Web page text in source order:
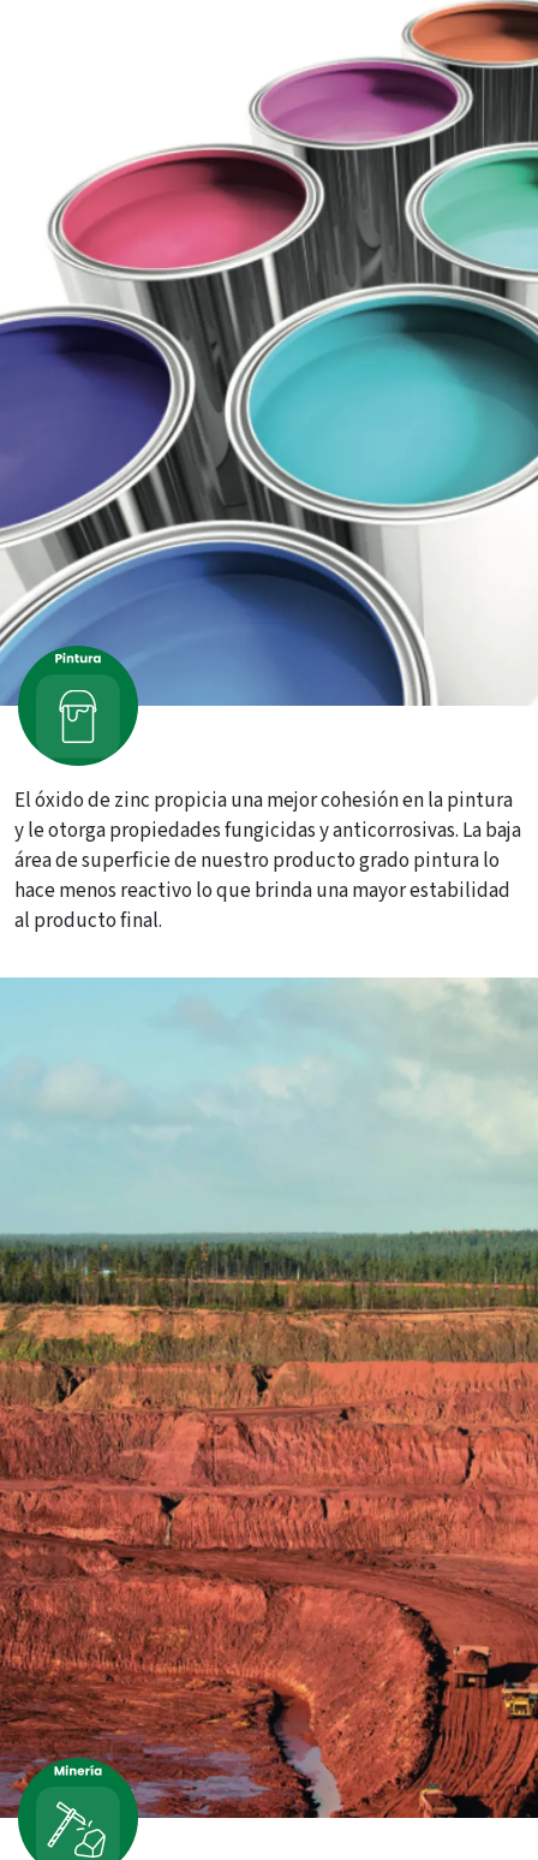
El óxido de zinc propicia una mejor cohesión en la pintura
y le otorga propiedades fungicidas y anticorrosivas. La baja
área de superficie de nuestro producto grado pintura lo
hace menos reactivo lo que brinda una mayor estabilidad
al producto final.